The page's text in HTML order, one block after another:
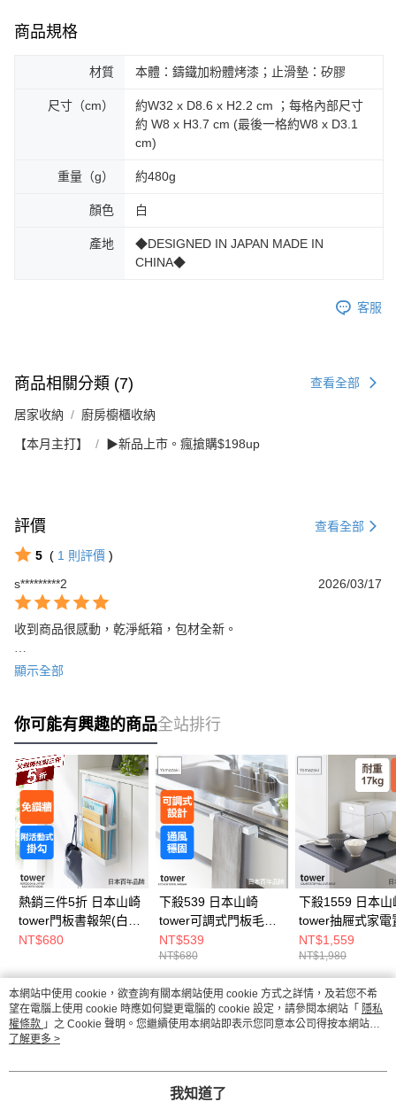
商品規格
材質 本體：鑄鐵加粉體烤漆；止滑墊：矽膠
尺寸（cm）
約W32 x D8.6 x H2.2 cm ；每格內部尺寸
約 W8 x H3.7 cm (最後一格約W8 x D3.1
cm)
重量（g） 約480g
顏色 白
產地
◆DESIGNED IN JAPAN MADE IN
CHINA◆
客服
商品相關分類 (7) 查看全部
居家收納 廚房櫥櫃收納
【本月主打】 ▶新品上市。瘋搶購$198up
評價 查看全部
5 ( 1 則評價 )
s*********2
2026/03/17
收到商品很感動，乾淨紙箱，包材全新。
商品全新的，保存狀態良好。
賣家的用心。
顯示全部
你可能有興趣的商品全站排行
熱銷三件5折 日本山崎
tower門板書報架(白)/
門板架/書架/門後收納
NT$680
下殺539 日本山崎
tower可調式門板毛巾
架(白)/門板架/毛巾掛
架/門板收納
NT$539
NT$680
下殺1559 日本山
tower抽屜式家電
架(黑)/電器架/廚
納架/廚房收納
NT$1,559
NT$1,980
熱門標籤
本網站中使用 cookie，欲查詢有關本網站使用 cookie 方式之詳情，及若您不希
望在電腦上使用 cookie 時應如何變更電腦的 cookie 設定，請參閱本網站「 隱私
權條款 」之 Cookie 聲明。您繼續使用本網站即表示您同意本公司得按本網站使
用條款之 Cookie 聲明使用 cookie。
了解更多 >
我知道了